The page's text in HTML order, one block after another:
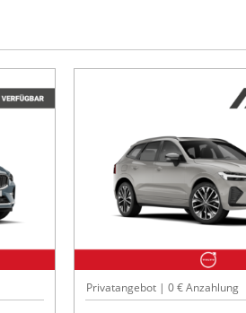
Privatangebot | 0 € Anzahlung